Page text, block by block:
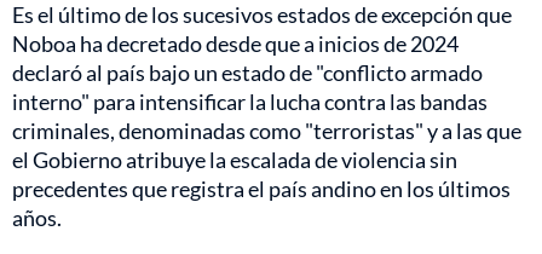
Es el último de los sucesivos estados de excepción que
Noboa ha decretado desde que a inicios de 2024
declaró al país bajo un estado de "conflicto armado
interno" para intensificar la lucha contra las bandas
criminales, denominadas como "terroristas" y a las que
el Gobierno atribuye la escalada de violencia sin
precedentes que registra el país andino en los últimos
años.